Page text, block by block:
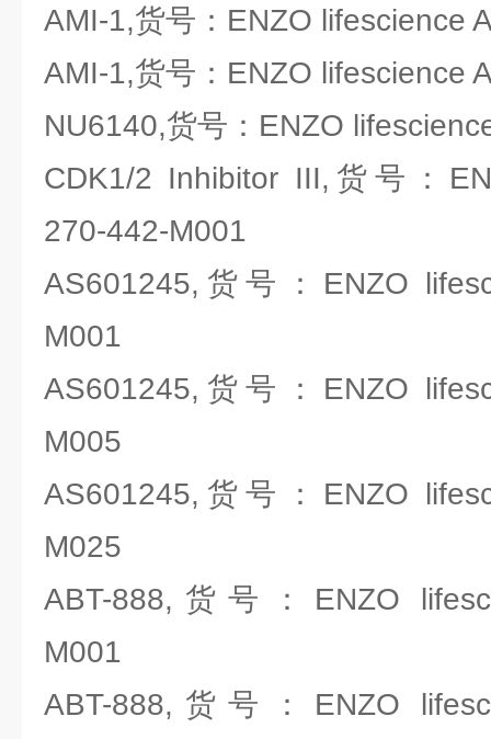
AMI-1,货号：ENZO lifescience
AMI-1,货号：ENZO lifescience
NU6140,货号：ENZO
CDK1/2 Inhibitor III,货号：
270-442-M001
AS601245,货号：ENZO
M001
AS601245,货号：ENZO
M005
AS601245,货号：ENZO
M025
ABT-888,货号：ENZO
M001
ABT-888,货号：ENZO